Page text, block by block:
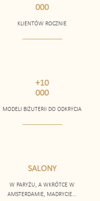
000
KLIENTÓW ROCZNIE
+10
000
MODELI BIŻUTERII DO ODKRYCIA
SALONY
W PARYŻU, A WKRÓTCE W
AMSTERDAMIE, MADRYCIE...